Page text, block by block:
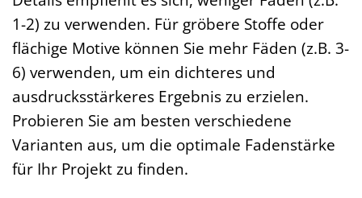
1-2) zu verwenden. Für gröbere Stoffe oder
flächige Motive können Sie mehr Fäden (z.B. 3-
6) verwenden, um ein dichteres und
ausdrucksstärkeres Ergebnis zu erzielen.
Probieren Sie am besten verschiedene
Varianten aus, um die optimale Fadenstärke
für Ihr Projekt zu finden.